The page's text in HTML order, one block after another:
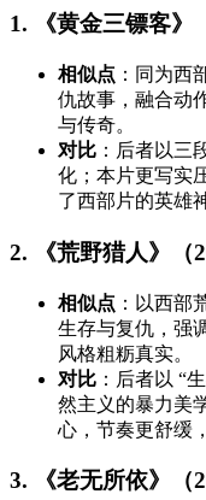
1. 《黄金三镖客》
相似点 ：同为西
仇故事，融合动
与传奇。
对比 ：后者以三
化；本片更写实
了西部片的英雄
2. 《荒野猎人》（
相似点 ：以西部
生存与复仇，强
风格粗粝真实。
对比 ：后者以 “
然主义的暴力美
心，节奏更舒缓
3. 《老无所依》（